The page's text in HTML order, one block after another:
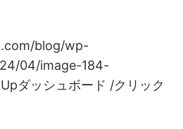
blog/wp-
04/image-184-
ダッシュボード /クリック